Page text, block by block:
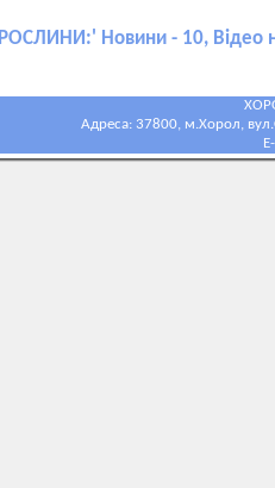
РОСЛИНИ:' Новини - 10, Відео
Адреса: 37800, м.Хорол,